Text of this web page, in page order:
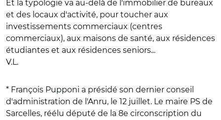
Et la typologie va au-delà de l'immobilier de bureaux
et des locaux d'activité, pour toucher aux
investissements commerciaux (centres
commerciaux), aux maisons de santé, aux résidences
étudiantes et aux résidences seniors...
V.L.
* François Pupponi a présidé son dernier conseil
d'administration de l'Anru, le 12 juillet. Le maire PS de
Sarcelles, réélu député de la 8e circonscription du